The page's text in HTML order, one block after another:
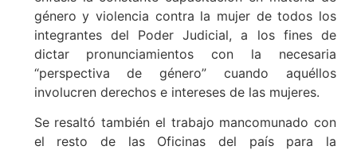
género y violencia contra la mujer de todos los
integrantes del Poder Judicial, a los fines de
dictar pronunciamientos con la necesaria
“perspectiva de género” cuando aquéllos
involucren derechos e intereses de las mujeres.
Se resaltó también el trabajo mancomunado con
el resto de las Oficinas del país para la